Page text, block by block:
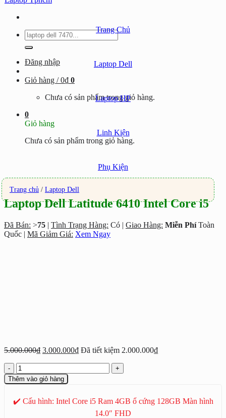
Tìm
kiếm:
Đăng nhập
Giỏ hàng /0₫ 0
Chưa có sản phẩm trong giỏ hàng.
0
Giỏ hàng
Chưa có sản phẩm trong giỏ hàng.
Trang Chủ
Laptop Dell
Laptop HP
Linh Kiện
Phụ Kiện
Trang chủ / Laptop Dell
Laptop Dell Latitude 6410 Intel Core i5
Đã Bán: >75 | Tình Trạng Hàng: Có | Giao Hàng: Miễn PhíToàn
Quốc | Mã Giảm Giá: Xem Ngay
5.000.000₫ Giá
5.000.000₫.
3.000.000₫Giá
Đã tiết kiệm 2.000.000₫
Laptop
Dell
Latitude
Intel
Thêm vào giỏ hàng
✔️ Cấu hình: Intel Core i5 Ram 4GB ổ cứng 128GB Màn hình
14.0″ FHD